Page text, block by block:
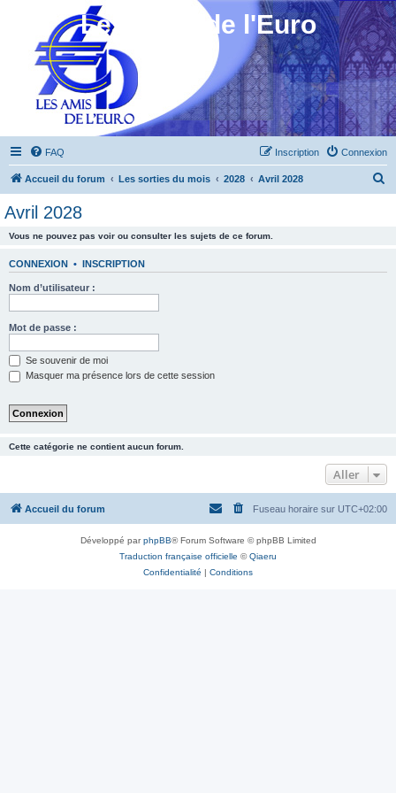
Les Amis de l'Euro
FAQ Connexion
Inscription
Accueil du forum Les sorties du mois 2028 Avril 2028
Avril 2028
Vous ne pouvez pas voir ou consulter les sujets de ce forum.
CONNEXION • INSCRIPTION
Nom d’utilisateur :
Mot de passe :
Se souvenir de moi
Masquer ma présence lors de cette session
Cette catégorie ne contient aucun forum.
Aller
Accueil du forum Fuseau horaire sur UTC+02:00
Développé parphpBB® Forum Software © phpBB Limited
Traduction française officielle ©Qiaeru
Confidentialité | Conditions